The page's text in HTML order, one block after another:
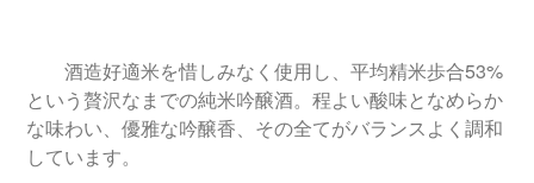
という贅沢なまでの純米吟醸酒。程よい酸味となめらか
な味わい、優雅な吟醸香、その全てがバランスよく調和
しています。